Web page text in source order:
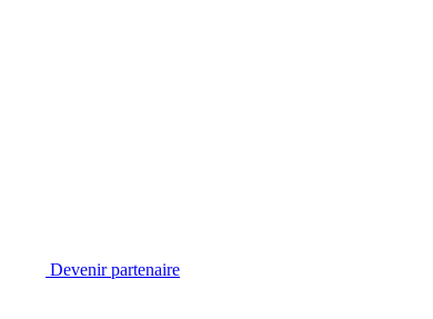
Devenir partenaire